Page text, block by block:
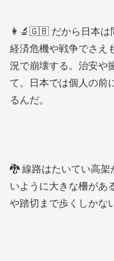
👩‍🔬🇬🇧 だから日本は
経済危機や戦争でさえ
況で崩壊する。治安や
て。日本では個人の前
るんだ。
🐉 線路はたいてい高
いように大きな柵があ
や踏切まで歩くしかな